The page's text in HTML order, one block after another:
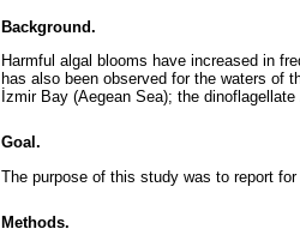
Background.
Harmful algal blooms have increased in
has also been observed for the waters of
İzmir Bay (Aegean Sea); the dinoflagellate
Goal.
The purpose of this study was to report
Methods.